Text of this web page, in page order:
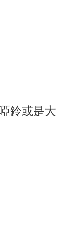
鈴或是大